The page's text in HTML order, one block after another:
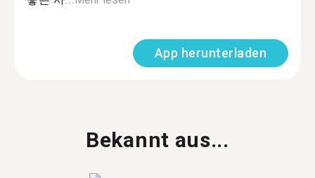
App herunterladen
Bekannt aus...